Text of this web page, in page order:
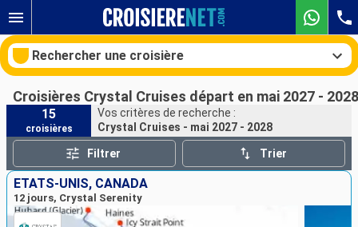
Rechercher une croisière
Nos destinations
Mois de départ
Ports
Croisières Crystal Cruises départ en mai 2027 - 2028
15
croisières
Vos critères de recherche :
Crystal Cruises - mai 2027 - 2028
Filtrer Trier
ÉTATS-UNIS, CANADA
12 jours, Crystal Serenity